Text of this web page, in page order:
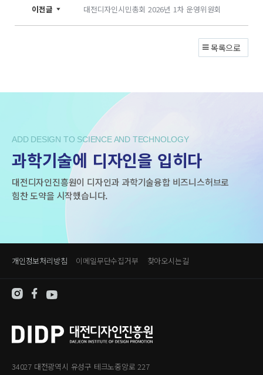
이전글 대전디자인시민총회 2026년 1차 운영위원회
목록으로
ADD DESIGN TO SCIENCE AND TECHNOLOGY
과학기술에 디자인을 입히다
대전디자인진흥원이 디자인과 과학기술융합 비즈니스허브로
힘찬 도약을 시작했습니다.
개인정보처리방침 이메일무단수집거부 찾아오시는길
34027 대전광역시 유성구 테크노중앙로 227